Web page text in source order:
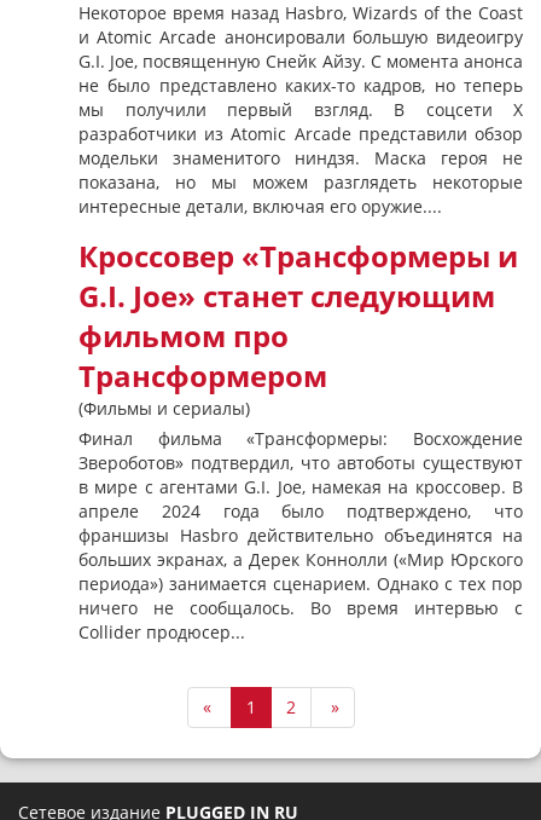
Некоторое время назад Hasbro, Wizards of the Coast
и Atomic Arcade анонсировали большую видеоигру
G.I. Joe, посвященную Снейк Айзу. С момента анонса
не было представлено каких-то кадров, но теперь
мы получили первый взгляд. В соцсети X
разработчики из Atomic Arcade представили обзор
модельки знаменитого ниндзя. Маска героя не
показана, но мы можем разглядеть некоторые
интересные детали, включая его оружие....
Кроссовер «Трансформеры и
G.I. Joe» станет следующим
фильмом про
Трансформером
(Фильмы и сериалы)
Финал фильма «Трансформеры: Восхождение
Звероботов» подтвердил, что автоботы существуют
в мире с агентами G.I. Joe, намекая на кроссовер. В
апреле 2024 года было подтверждено, что
франшизы Hasbro действительно объединятся на
больших экранах, а Дерек Коннолли («Мир Юрского
периода») занимается сценарием. Однако с тех пор
ничего не сообщалось. Во время интервью с
Collider продюсер...
« 1 2 »
Сетевое издание PLUGGED IN RU